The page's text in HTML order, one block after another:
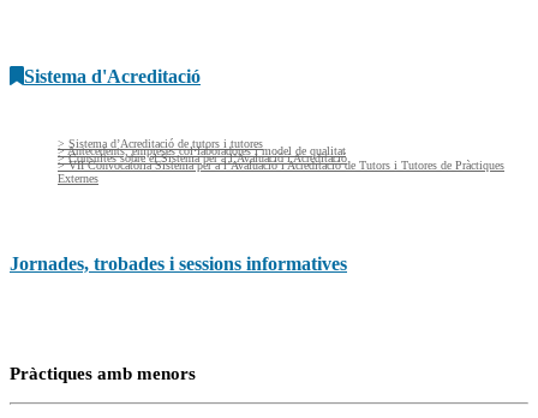
Sistema d'Acreditació
> Sistema d’Acreditació de tutors i tutores
> Antecedents, empreses col·laboradores i model de qualitat
> Consultes sobre el Sistema per a l’Avaluació i Acreditació
> VII Convocatòria Sistema per a l’Avaluació i Acreditació de Tutors i Tutores de Pràctiques
Externes
Jornades, trobades i sessions informatives
Pràctiques amb menors